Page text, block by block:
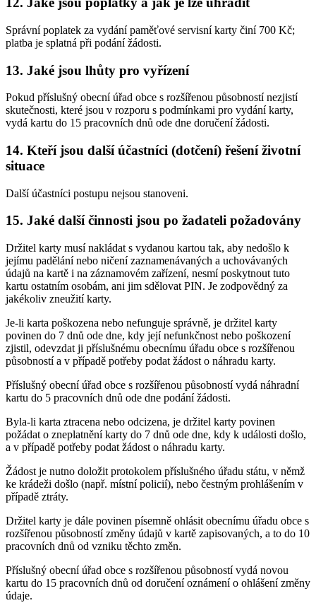
Správní poplatek za vydání paměťové servisní karty činí 700 Kč;
platba je splatná při podání žádosti.
13. Jaké jsou lhůty pro vyřízení
Pokud příslušný obecní úřad obce s rozšířenou působností nezjistí
skutečnosti, které jsou v rozporu s podmínkami pro vydání karty,
vydá kartu do 15 pracovních dnů ode dne doručení žádosti.
14. Kteří jsou další účastníci (dotčení) řešení životní
situace
Další účastníci postupu nejsou stanoveni.
15. Jaké další činnosti jsou po žadateli požadovány
Držitel karty musí nakládat s vydanou kartou tak, aby nedošlo k
jejímu padělání nebo ničení zaznamenávaných a uchovávaných
údajů na kartě i na záznamovém zařízení, nesmí poskytnout tuto
kartu ostatním osobám, ani jim sdělovat PIN. Je zodpovědný za
jakékoliv zneužití karty.
Je-li karta poškozena nebo nefunguje správně, je držitel karty
povinen do 7 dnů ode dne, kdy její nefunkčnost nebo poškození
zjistil, odevzdat ji příslušnému obecnímu úřadu obce s rozšířenou
působností a v případě potřeby podat žádost o náhradu karty.
Příslušný obecní úřad obce s rozšířenou působností vydá náhradní
kartu do 5 pracovních dnů ode dne podání žádosti.
Byla-li karta ztracena nebo odcizena, je držitel karty povinen
požádat o zneplatnění karty do 7 dnů ode dne, kdy k události došlo,
a v případě potřeby podat žádost o náhradu karty.
Žádost je nutno doložit protokolem příslušného úřadu státu, v němž
ke krádeži došlo (např. místní policií), nebo čestným prohlášením v
případě ztráty.
Držitel karty je dále povinen písemně ohlásit obecnímu úřadu obce s
rozšířenou působností změny údajů v kartě zapisovaných, a to do 10
pracovních dnů od vzniku těchto změn.
Příslušný obecní úřad obce s rozšířenou působností vydá novou
kartu do 15 pracovních dnů od doručení oznámení o ohlášení změny
údaje.